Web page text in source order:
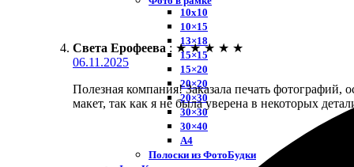
10х10
10×15
13×18
15×15
15×20
20×20
20×30
30×30
30×40
A4
Полоски из ФотоБудки
Света Ерофеева : ★ ★ ★ ★ ★
06.11.2025
Полезная компания! Заказала печать фотографий,
макет, так как я не была уверена в некоторых